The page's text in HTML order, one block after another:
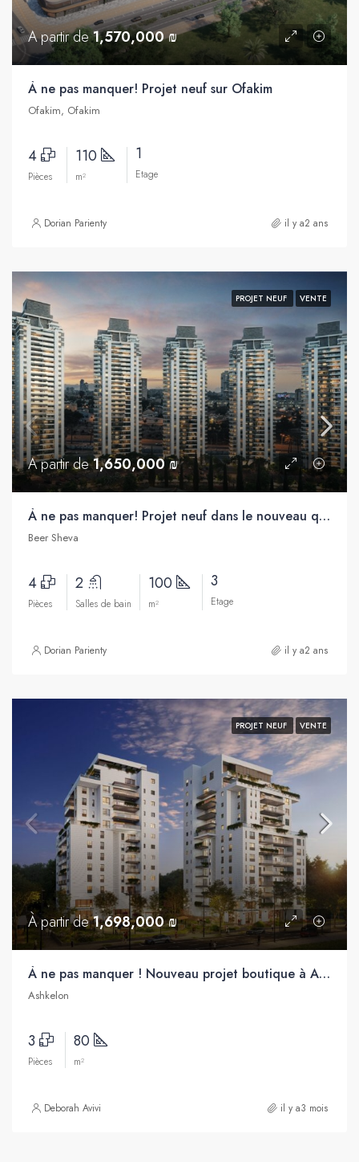
A partir de1,570,000 ₪
À ne pas manquer! Projet neuf sur Ofakim
Ofakim, Ofakim
4
Pièces
110
m²
1
Etage
Dorian Parienty il y a2 ans
PROJET NEUF VENTE
A partir de1,650,000 ₪
À ne pas manquer! Projet neuf dans le nouveau quartier de Bersheva
Beer Sheva
4
Pièces
2
Salles de bain
100
m²
3
Etage
Dorian Parienty il y a2 ans
PROJET NEUF VENTE
À partir de1,698,000 ₪
À ne pas manquer ! Nouveau projet boutique à Ashkelon, quartier neuf en plein développement !
Ashkelon
3
Pièces
80
m²
Deborah Avivi il y a3 mois